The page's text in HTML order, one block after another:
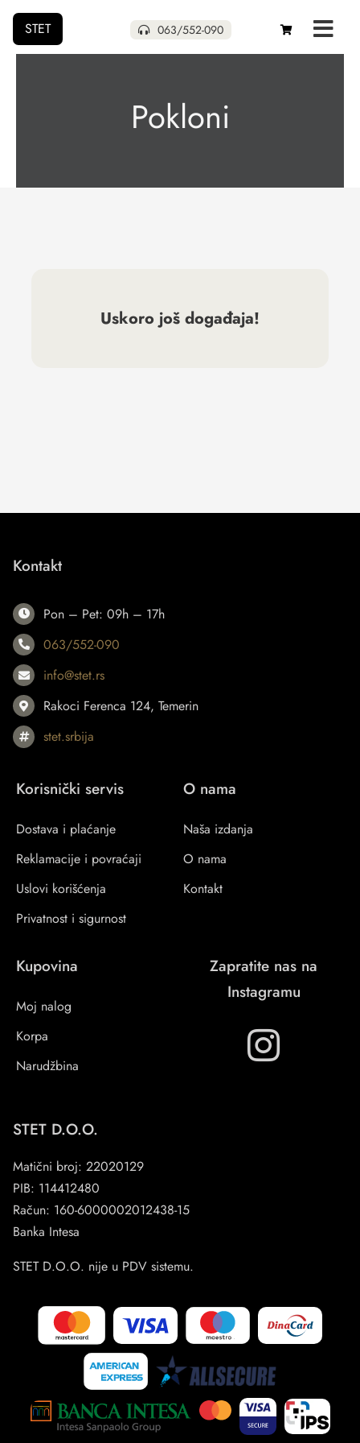
STET 063/552-090
Pokloni
Uskoro još događaja!
Kontakt
Pon – Pet: 09h – 17h
063/552-090
info@stet.rs
Rakoci Ferenca 124, Temerin
stet.srbija
Korisnički servis
Dostava i plaćanje
Reklamacije i povraćaji
Uslovi korišćenja
Privatnost i sigurnost
O nama
Naša izdanja
O nama
Kontakt
Kupovina
Moj nalog
Korpa
Narudžbina
Zapratite nas na
Instagramu
STET D.O.O.
Matični broj: 22020129
PIB: 114412480
Račun: 160-6000002012438-15
Banka Intesa
STET D.O.O. nije u PDV sistemu.